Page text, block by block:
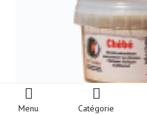
Menu Catégorie